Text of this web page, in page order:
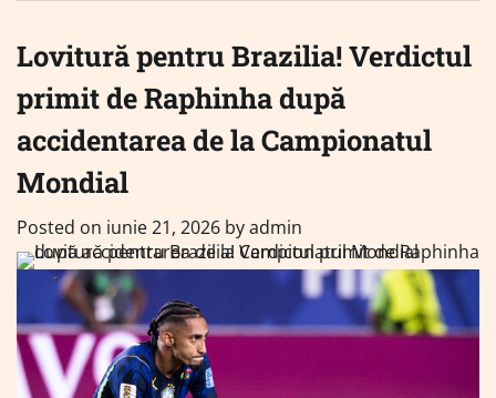
Lovitură pentru Brazilia! Verdictul
primit de Raphinha după
accidentarea de la Campionatul
Mondial
Posted on iunie 21, 2026 byadmin